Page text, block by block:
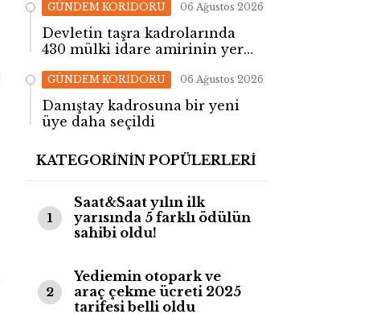
GÜNDEM KORİDORU 06 Ağustos 2026
Devletin taşra kadrolarında
430 mülki idare amirinin yeri
GÜNDEM KORİDORU 06 Ağustos 2026
Danıştay kadrosuna bir yeni
üye daha seçildi
KATEGORİNİN POPÜLERLERİ
1
Saat&Saat yılın ilk
yarısında 5 farklı ödülün
sahibi oldu!
2
Yediemin otopark ve
araç çekme ücreti 2025
tarifesi belli oldu